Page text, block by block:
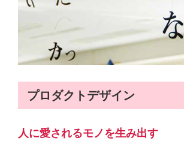
プロダクトデザイン
人に愛されるモノを生み出す